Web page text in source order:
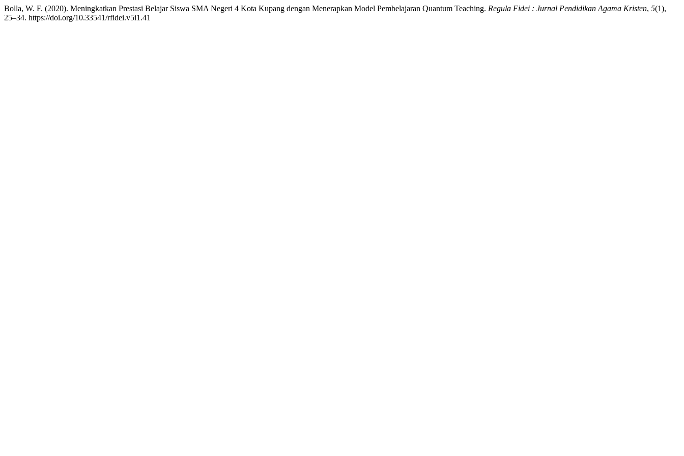
Bolla, W. F. (2020). Meningkatkan Prestasi Belajar Siswa SMA Negeri 4 Kota Kupang dengan Menerapkan Model Pembelajaran Quantum Teaching. Regula Fidei : Jurnal Pendidikan Agama Kristen, 5(1),
25–34. https://doi.org/10.33541/rfidei.v5i1.41